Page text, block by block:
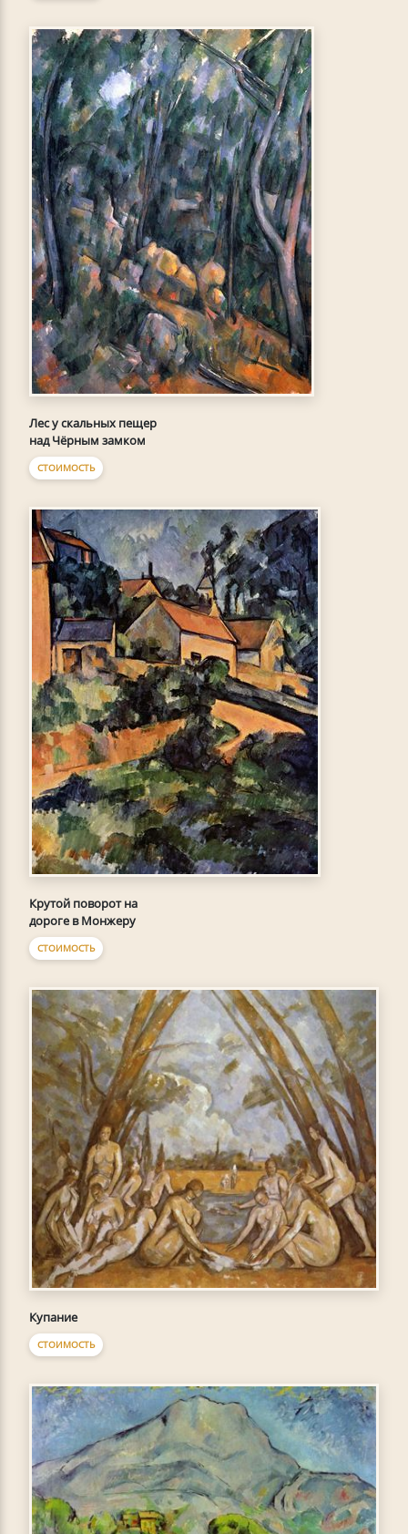
Лес у скальных пещер
над Чёрным замком
СТОИМОСТЬ
Крутой поворот на
дороге в Монжеру
СТОИМОСТЬ
Купание
СТОИМОСТЬ